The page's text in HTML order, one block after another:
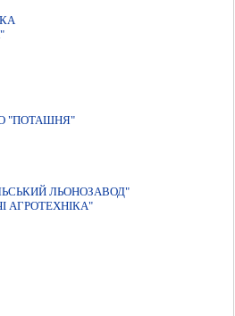
"ПОТАШНЯ"
ЛЬОНОЗАВОД"
АГРОТЕХНІКА"